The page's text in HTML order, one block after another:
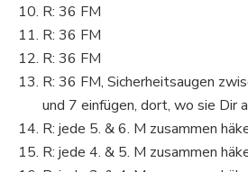
R: 36 FM
R: 36 FM
R: 36 FM
R: 36 FM, Sicherheitsaugen
und 7 einfügen, dort, wo sie Dir
R: jede 5. & 6. M zusammen
R: jede 4. & 5. M zusammen